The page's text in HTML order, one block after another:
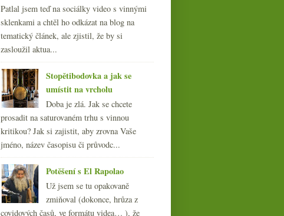
Patlal jsem teď na sociálky video s vinnými
sklenkami a chtěl ho odkázat na blog na
tematický článek, ale zjistil, že by si
zasloužil aktua...
Stopětibodovka a jak se
umístit na vrcholu
Doba je zlá. Jak se chcete
prosadit na saturovaném trhu s vinnou
kritikou? Jak si zajistit, aby zrovna Vaše
jméno, název časopisu či průvodc...
Potěšení s El Rapolao
Už jsem se tu opakovaně
zmiňoval (dokonce, hrůza z
covidových časů, ve formátu videa… ), že